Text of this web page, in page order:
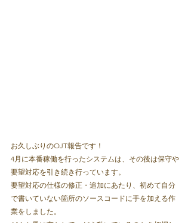
お久しぶりのOJT報告です！
4月に本番稼働を行ったシステムは、その後は保守や
要望対応を引き続き行っています。
要望対応の仕様の修正・追加にあたり、初めて自分
で書いていない箇所のソースコードに手を加える作
業をしました。